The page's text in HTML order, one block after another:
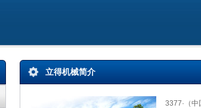
立得机械简介
3377·（